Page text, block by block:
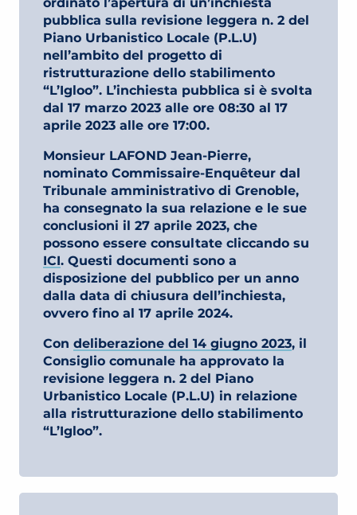
pubblica sulla revisione leggera n. 2 del
Piano Urbanistico Locale (P.L.U)
nell’ambito del progetto di
ristrutturazione dello stabilimento
“L’Igloo”. L’inchiesta pubblica si è svolta
dal 17 marzo 2023 alle ore 08:30 al 17
aprile 2023 alle ore 17:00.
Monsieur LAFOND Jean-Pierre,
nominato Commissaire-Enquêteur dal
Tribunale amministrativo di Grenoble,
ha consegnato la sua relazione e le sue
conclusioni il 27 aprile 2023, che
possono essere consultate cliccando su
ICI. Questi documenti sono a
disposizione del pubblico per un anno
dalla data di chiusura dell’inchiesta,
ovvero fino al 17 aprile 2024.
Con deliberazione del 14 giugno 2023, il
Consiglio comunale ha approvato la
revisione leggera n. 2 del Piano
Urbanistico Locale (P.L.U) in relazione
alla ristrutturazione dello stabilimento
“L’Igloo”.